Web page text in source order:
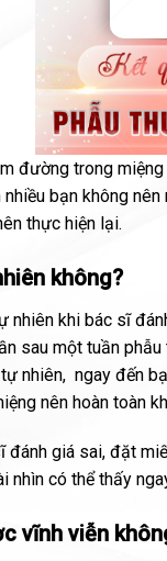
đường trong miệng
bạn không
thực hiện lại.
không?
nhiên khi bác sĩ
sau một tuần
nhiên, ngay đến
nên hoàn toàn
đánh giá sai, đặt
nhìn có thể thấy
vĩnh viễn